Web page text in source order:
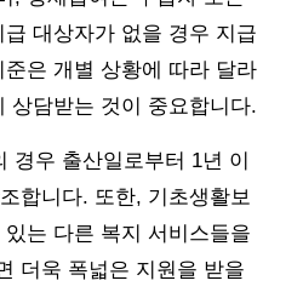
대상자가 없을 경우 지급
은 개별 상황에 따라 달라
상담받는 것이 중요합니다.
경우 출산일로부터 1년 이
합니다. 또한, 기초생활보
는 다른 복지 서비스들을
더욱 폭넓은 지원을 받을